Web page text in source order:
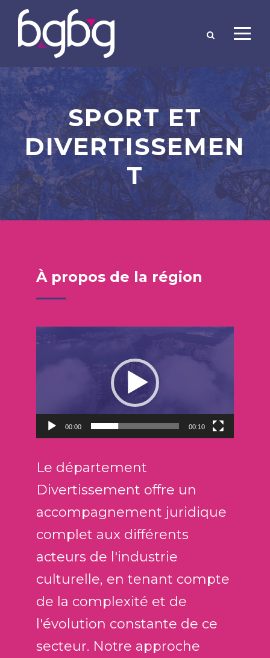
SPORT ET
DIVERTISSEMEN
T
À propos de la région
d
t
r
d
e
í
d
00:00 00:10
Le département
Divertissement offre un
accompagnement juridique
complet aux différents
acteurs de l'industrie
culturelle, en tenant compte
de la complexité et de
l'évolution constante de ce
secteur. Notre approche